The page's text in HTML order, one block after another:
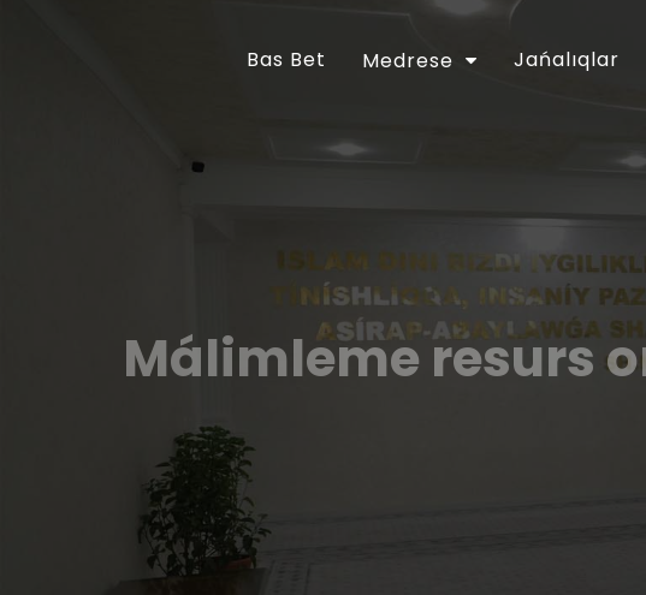
Bas Bet Medrese Jańalıqlar
Málimleme resurs
resurs orayı fondında jámi 17756 kitap saqlanbaqta.
bilimlendiriw ádebiyatları, 4085 arnawlı pánlerden
ekonomikalıq ádebiyatlar, 7340 ilimiy-ǵalabalıq
ádebiyatları quraydı.